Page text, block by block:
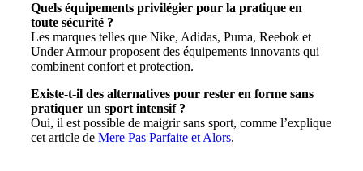
Quels équipements privilégier pour la pratique en
toute sécurité ?
Les marques telles que Nike, Adidas, Puma, Reebok et
Under Armour proposent des équipements innovants qui
combinent confort et protection.
Existe-t-il des alternatives pour rester en forme sans
pratiquer un sport intensif ?
Oui, il est possible de maigrir sans sport, comme l’explique
cet article de Mere Pas Parfaite et Alors.